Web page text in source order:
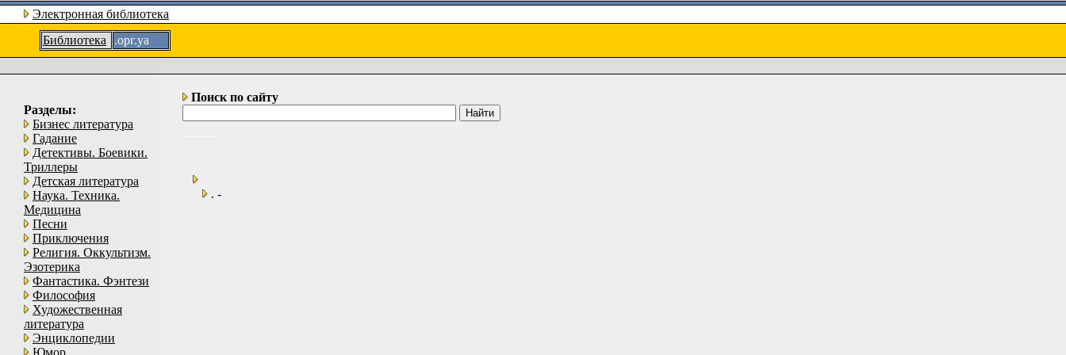
Электронная библиотека
Библиотека
.орг.уа
Разделы:
Бизнес литература
Гадание
Детективы. Боевики.
Триллеры
Детская литература
Наука. Техника.
Медицина
Песни
Приключения
Религия. Оккультизм.
Эзотерика
Фантастика. Фэнтези
Философия
Художественная
литература
Энциклопедии
Юмор
Поиск по сайту
. -